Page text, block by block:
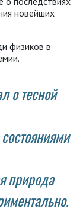
новейших
физиков в
о тесной
природа